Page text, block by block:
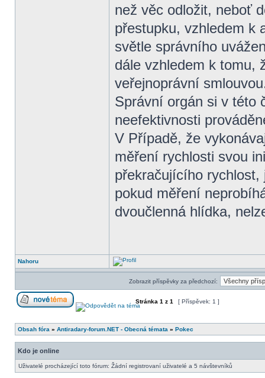
než věc odložit, neboť
přestupku, vzhledem k
světle správního
dále vzhledem k tomu,
veřejnoprávní
Správní orgán si v této
neefektivnosti
V Případě, že
měření rychlosti svou
překračujícího
pokud měření
dvoučlenná hlídka,
Nahoru
Zobrazit příspěvky za předchozí:
Stránka 1 z 1 [ Příspěvek: 1 ]
Obsah fóra » Antiradary-forum.NET - Obecná témata » Pokec
Kdo je online
Uživatelé procházející toto fórum: Žádní registrovaní uživatelé a 5 návštevníků